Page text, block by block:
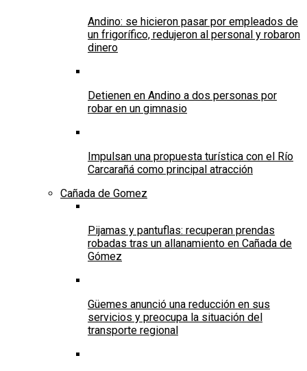
Andino: se hicieron pasar por empleados de
un frigorífico, redujeron al personal y robaron
dinero
Detienen en Andino a dos personas por
robar en un gimnasio
Impulsan una propuesta turística con el Río
Carcarañá como principal atracción
Cañada de Gomez
Pijamas y pantuflas: recuperan prendas
robadas tras un allanamiento en Cañada de
Gómez
Güemes anunció una reducción en sus
servicios y preocupa la situación del
transporte regional